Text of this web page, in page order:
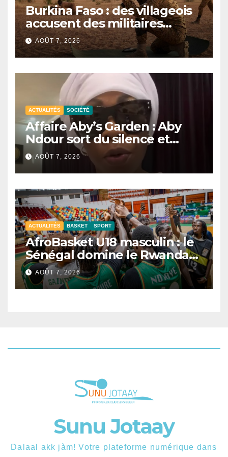
Burkina Faso : des villageois
accusent des militaires
d’avoir tué au moins 48 civils
après une attaque terroriste
AOÛT 7, 2026
ACTUALITÉS SOCIÉTÉ
Affaire Aby’s Garden : Aby
Ndour sort du silence et
apporte des précisions sur la
procédure judiciaire
AOÛT 7, 2026
ACTUALITÉS BASKET SPORT
AfroBasket U18 masculin : le
Sénégal domine le Rwanda
et réussit son entrée
AOÛT 7, 2026
Sunu Jotaay
Dalaal akk jàm! Votre plateforme numérique dans